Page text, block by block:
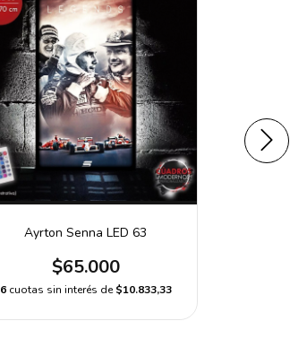
Ayrton Senna LED 63
$65.000
6 cuotas sin interés de$10.833,33